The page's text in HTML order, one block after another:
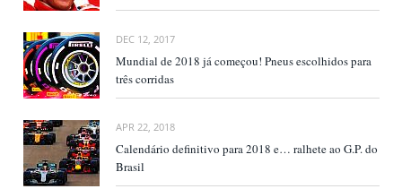
DEC 12, 2017
Mundial de 2018 já começou! Pneus escolhidos para
três corridas
APR 22, 2018
Calendário definitivo para 2018 e… ralhete ao G.P. do
Brasil